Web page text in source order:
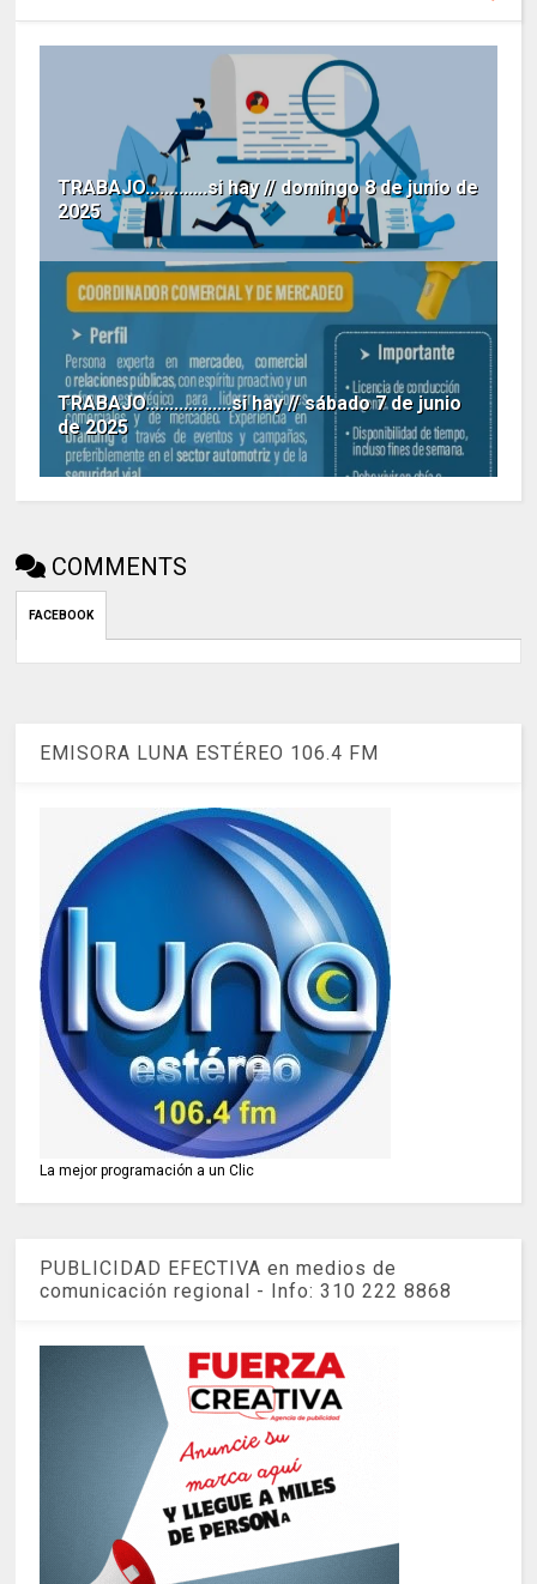
TRABAJO.............si hay // domingo 8 de junio de
2025
TRABAJO..................si hay // sábado 7 de junio
de 2025
COMMENTS
FACEBOOK
EMISORA LUNA ESTÉREO 106.4 FM
La mejor programación a un Clic
PUBLICIDAD EFECTIVA en medios de
comunicación regional - Info: 310 222 8868